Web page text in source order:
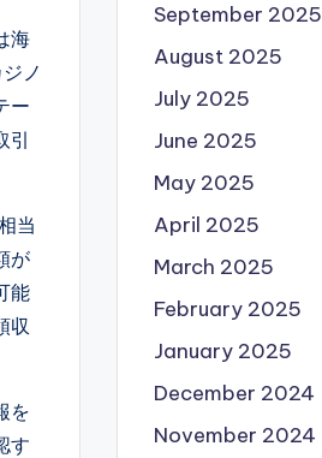
海
ノ
ー
引
当
が
能
収
を
す
September 2025
August 2025
July 2025
June 2025
May 2025
April 2025
March 2025
February 2025
January 2025
December 2024
November 2024